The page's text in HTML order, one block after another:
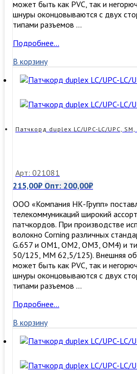
может быть как PVC, так и
шнуры оконцовываются с двух
типами разъемов …
Патчкорд
LC/UPC-
LC/UPC,
SM,
Подробнее…
В корзину
Патчкорд duplex LC/UPC-LC/UPC, SM,
Арт: 021081
215,00₽ Опт: 200,00₽
ООО «Компания НК-Групп»
телекоммуникаций широкий
патчкордов. При производстве
волокно Corning различных
G.657 и OM1, OM2, OM3, ОМ4) и
50/125, MM 62,5/125). Внешняя
может быть как PVC, так и
шнуры оконцовываются с двух
типами разъемов …
Патчкорд
LC/UPC-
LC/UPC,
SM,
Подробнее…
В корзину